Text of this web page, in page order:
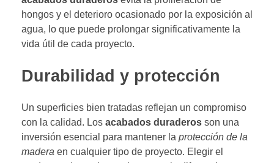
hongos y el deterioro ocasionado por la exposición al
agua, lo que puede prolongar significativamente la
vida útil de cada proyecto.
Durabilidad y protección
Un superficies bien tratadas reflejan un compromiso
con la calidad. Los acabados duraderos son una
inversión esencial para mantener la protección de la
madera en cualquier tipo de proyecto. Elegir el